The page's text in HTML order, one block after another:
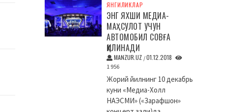
ЯНГИЛИКЛАР
ЭНГ ЯХШИ МЕДИА-
МАҲСУЛОТ УЧУН
АВТОМОБИЛ СОВҒА
ҚИЛИНАДИ
MANZUR.UZ /01.12.2018
1 956
Жорий йилнинг 10 декабрь
куни «Медиа-Холл
НАЭСМИ» («Зарафшон»